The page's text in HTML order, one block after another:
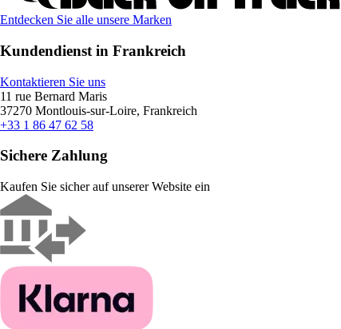
Entdecken Sie alle unsere Marken
Kundendienst in Frankreich
Kontaktieren Sie uns
11 rue Bernard Maris
37270 Montlouis-sur-Loire, Frankreich
+33 1 86 47 62 58
Sichere Zahlung
Kaufen Sie sicher auf unserer Website ein